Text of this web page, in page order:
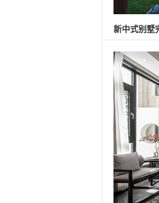
新中式别墅